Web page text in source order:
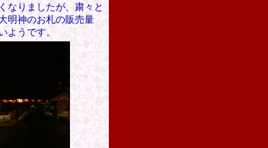
なりましたが、粛々と
明神のお札の販売量
ようです。